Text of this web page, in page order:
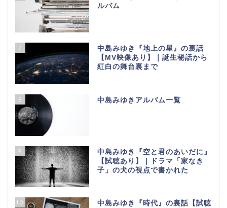
ルバム
7
中島みゆき『地上の星』の裏話
【МV映像あり】｜誕生秘話から
紅白の舞台裏まで
8 中島みゆきアルバム一覧
9
中島みゆき『空と君のあいだに』
【試聴あり】｜ドラマ「家なき
子」の犬の視点で書かれた
10
中島みゆき『時代』の裏話【試聴